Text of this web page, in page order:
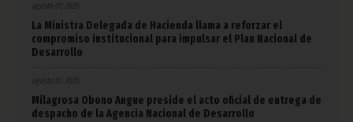
agosto 07, 2026
La Ministra Delegada de Hacienda llama a reforzar el
compromiso institucional para impulsar el Plan Nacional de
Desarrollo
agosto 07, 2026
Milagrosa Obono Angue preside el acto oficial de entrega de
despacho de la Agencia Nacional de Desarrollo